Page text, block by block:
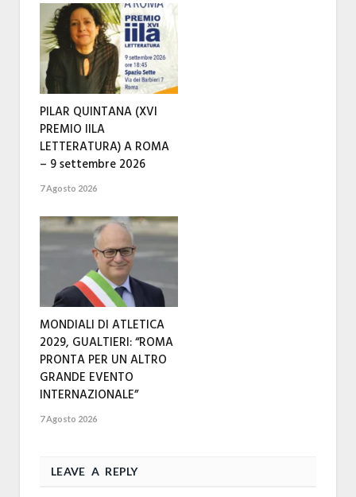
PILAR QUINTANA (XVI
PREMIO IILA
LETTERATURA) A ROMA
– 9 settembre 2026
7 Agosto 2026
MONDIALI DI ATLETICA
2029, GUALTIERI: “ROMA
PRONTA PER UN ALTRO
GRANDE EVENTO
INTERNAZIONALE”
7 Agosto 2026
LEAVE A REPLY